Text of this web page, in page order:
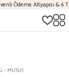
Ödeme Altyapısı & 6
MU1U1